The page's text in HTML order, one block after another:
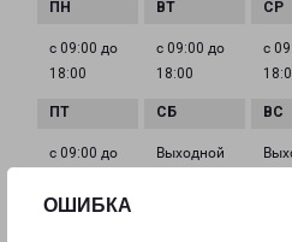
ОШИБКА
с 09:00 до
18:00
с 09:00 до
18:00
с
с 09:00 до
Выходной